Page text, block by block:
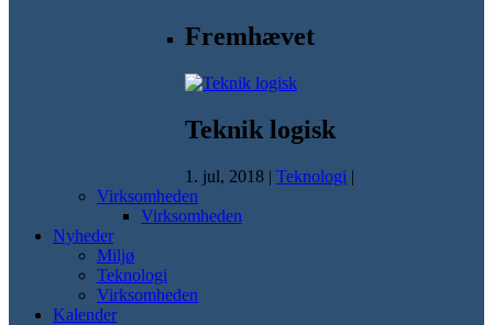
Fremhævet
Teknik logisk
1. jul, 2018 | Teknologi |
Virksomheden
Virksomheden
Nyheder
Miljø
Teknologi
Virksomheden
Kalender